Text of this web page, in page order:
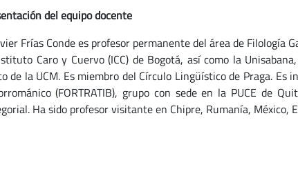
del equipo docente
Frías Conde es profesor permanente del área de Filología
Caro y Cuervo (ICC) de Bogotá, así como la
de la UCM. Es miembro del Círculo Lingüístico de Praga.
(FORTRATIB), grupo con sede en la PUCE de
Ha sido profesor visitante en Chipre, Rumanía, México,